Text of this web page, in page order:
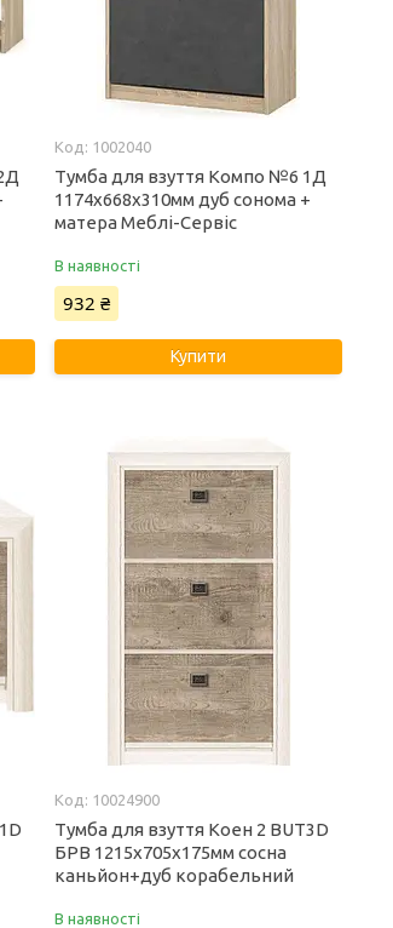
1002040
Тумба для взуття Компо №6 1Д
1174х668х310мм дуб сонома +
матера Меблі-Сервіс
В наявності
932 ₴
Купити
10024900
Тумба для взуття Коен 2 BUT3D
БРВ 1215х705х175мм сосна
каньйон+дуб корабельний
В наявності